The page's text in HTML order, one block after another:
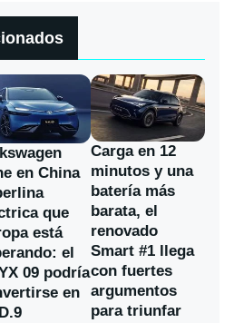
en China
que
está
el
09 podría
en
Carga en 12
minutos y una
batería más
barata, el
renovado
Smart #1 llega
con fuertes
argumentos
para triunfar